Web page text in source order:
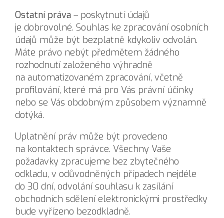
Ostatní práva – poskytnutí údajů
je dobrovolné. Souhlas ke zpracování osobních
údajů může být bezplatně kdykoliv odvolán.
Máte právo nebýt předmětem žádného
rozhodnutí založeného výhradně
na automatizovaném zpracování, včetně
profilování, které má pro Vás právní účinky
nebo se Vás obdobným způsobem významně
dotýká.
Uplatnění práv může být provedeno
na kontaktech správce. Všechny Vaše
požadavky zpracujeme bez zbytečného
odkladu, v odůvodněných případech nejdéle
do 30 dní, odvolání souhlasu k zasílání
obchodních sdělení elektronickými prostředky
bude vyřízeno bezodkladně.